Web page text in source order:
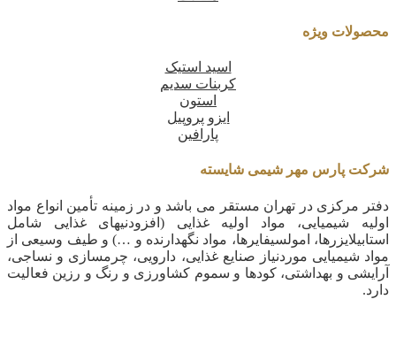
محصولات ویژه
اسید استیک
کربنات سدیم
استون
ایزو پروپیل
پارافین
شرکت پارس مهر شیمی شایسته
دفتر مرکزی در تهران مستقر می باشد و در زمینه تأمین انواع مواد
اولیه شیمیایی، مواد اولیه غذایی (افزودنیهای غذایی شامل
استابیلایزرها، امولسیفایرها، مواد نگهدارنده و …) و طیف وسیعی از
مواد شیمیایی موردنیاز صنایع غذایی، دارویی، چرمسازی و نساجی،
آرایشی و بهداشتی، کودها و سموم کشاورزی و رنگ و رزین فعالیت
دارد.